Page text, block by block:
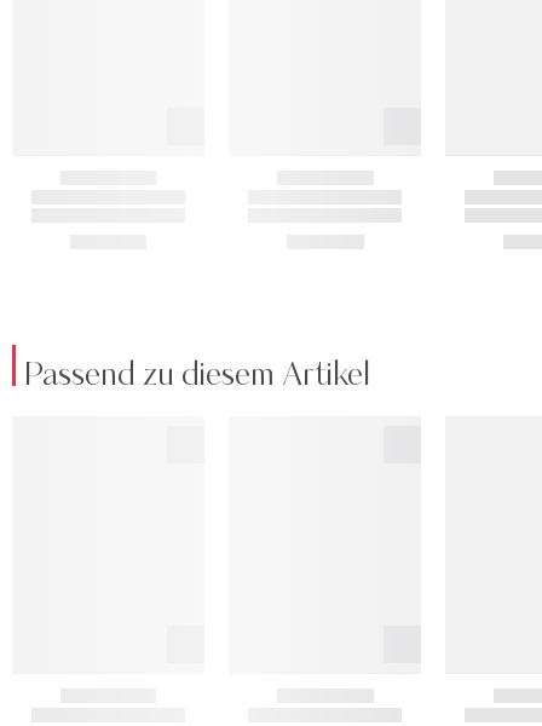
Passend zu diesem Artikel